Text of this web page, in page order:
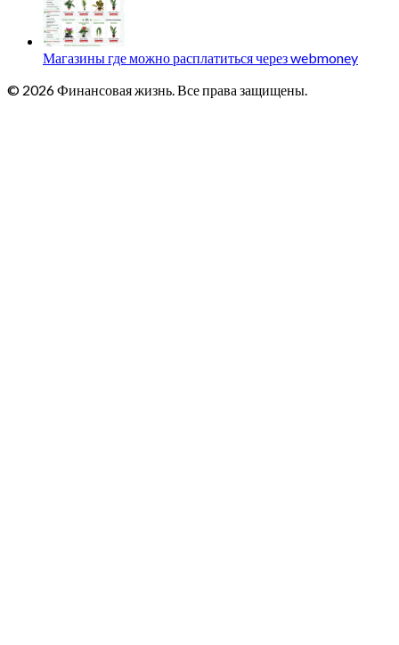
Магазины где можно расплатиться через webmoney
© 2026 Финансовая жизнь. Все права защищены.